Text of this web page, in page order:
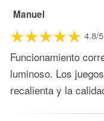
Manuel
4.8/5
Funcionamiento
luminoso. Los
recalienta y la